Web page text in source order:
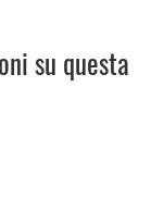
su questa